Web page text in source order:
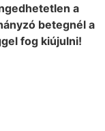
a
betegnél a
fog kiújulni!